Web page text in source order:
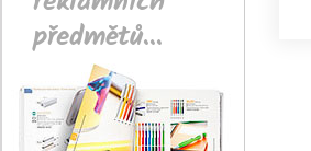
předmětů...